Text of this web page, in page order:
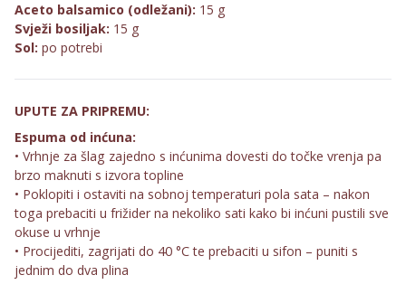
Aceto balsamico (odležani): 15 g
Svježi bosiljak: 15 g
Sol: po potrebi
UPUTE ZA PRIPREMU:
Espuma od inćuna:
• Vrhnje za šlag zajedno s inćunima dovesti do točke vrenja pa
brzo maknuti s izvora topline
• Poklopiti i ostaviti na sobnoj temperaturi pola sata – nakon
toga prebaciti u frižider na nekoliko sati kako bi inćuni pustili sve
okuse u vrhnje
• Procijediti, zagrijati do 40 °C te prebaciti u sifon – puniti s
jednim do dva plina